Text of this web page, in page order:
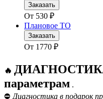
Заказать
От 530 ₽
Плановое ТО
Заказать
От 1770 ₽
🔥 ДИАГНОСТИКА
параметрам .
⛔ Диагностика в подарок